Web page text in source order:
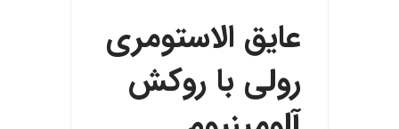
عایق الاستومری
رولی با روکش